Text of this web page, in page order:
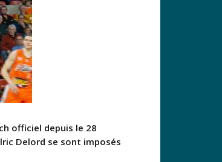
officiel depuis le 28
Delord se sont imposés